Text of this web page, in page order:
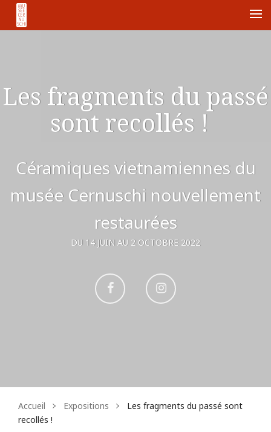
Les fragments du passé
sont recollés !
Céramiques vietnamiennes du
musée Cernuschi nouvellement
restaurées
DU 14 JUIN AU 2 OCTOBRE 2022
Aller
Aller
Accueil Expositions
Les fragments du passé sont
recollés !